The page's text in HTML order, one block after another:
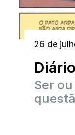
26 de
Ser